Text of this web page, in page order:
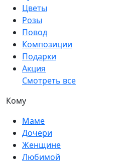
Цветы
Розы
Повод
Композиции
Подарки
Акция
Смотреть все
Кому
Маме
Дочери
Женщине
Любимой